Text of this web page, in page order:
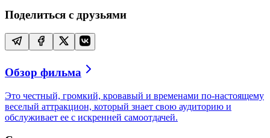
Поделиться с друзьями
Обзор фильма
Это честный, громкий, кровавый и временами по-настоящему
веселый аттракцион, который знает свою аудиторию и
обслуживает ее с искренней самоотдачей.